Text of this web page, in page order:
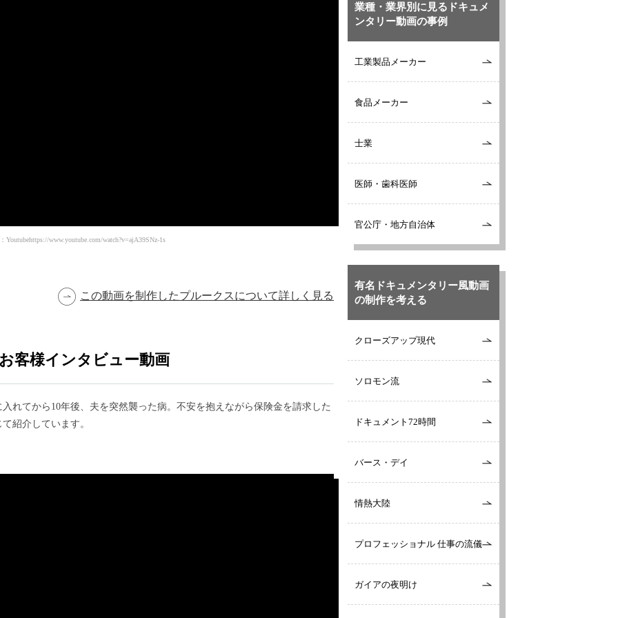
Youtubehttps://www.youtube.com/watch?v=ajA39SNz-1s
この動画を制作したプルークスについて詳しく見る
客様インタビュー動画
れてから10年後、夫を突然襲った病。不安を抱えながら保険金を請求した
紹介しています。
業種・業界別に見るドキュメ
ンタリー動画の事例
工業製品メーカー
食品メーカー
士業
医師・歯科医師
官公庁・地方自治体
有名ドキュメンタリー風動画
の制作を考える
クローズアップ現代
ソロモン流
ドキュメント72時間
バース・デイ
情熱大陸
プロフェッショナル 仕事の流儀
ガイアの夜明け